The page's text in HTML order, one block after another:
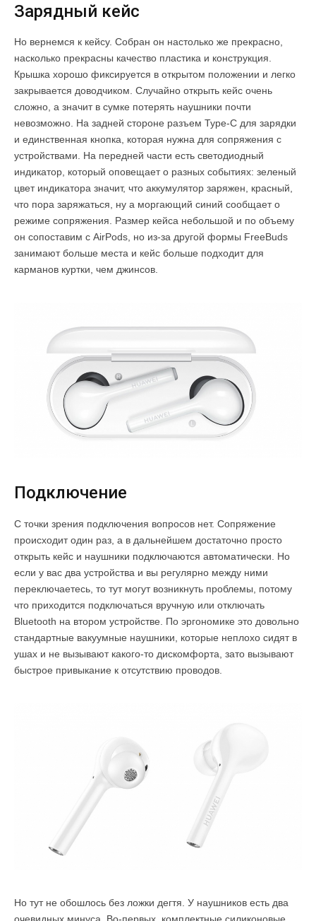
Зарядный кейс
Но вернемся к кейсу. Собран он настолько же прекрасно,
насколько прекрасны качество пластика и конструкция.
Крышка хорошо фиксируется в открытом положении и легко
закрывается доводчиком. Случайно открыть кейс очень
сложно, а значит в сумке потерять наушники почти
невозможно. На задней стороне разъем Type-C для зарядки
и единственная кнопка, которая нужна для сопряжения с
устройствами. На передней части есть светодиодный
индикатор, который оповещает о разных событиях: зеленый
цвет индикатора значит, что аккумулятор заряжен, красный,
что пора заряжаться, ну а моргающий синий сообщает о
режиме сопряжения. Размер кейса небольшой и по объему
он сопоставим с AirPods, но из-за другой формы FreeBuds
занимают больше места и кейс больше подходит для
карманов куртки, чем джинсов.
Подключение
С точки зрения подключения вопросов нет. Сопряжение
происходит один раз, а в дальнейшем достаточно просто
открыть кейс и наушники подключаются автоматически. Но
если у вас два устройства и вы регулярно между ними
переключаетесь, то тут могут возникнуть проблемы, потому
что приходится подключаться вручную или отключать
Bluetooth на втором устройстве. По эргономике это довольно
стандартные вакуумные наушники, которые неплохо сидят в
ушах и не вызывают какого-то дискомфорта, зато вызывают
быстрое привыкание к отсутствию проводов.
Но тут не обошлось без ложки дегтя. У наушников есть два
очевидных минуса. Во-первых, комплектные силиконовые